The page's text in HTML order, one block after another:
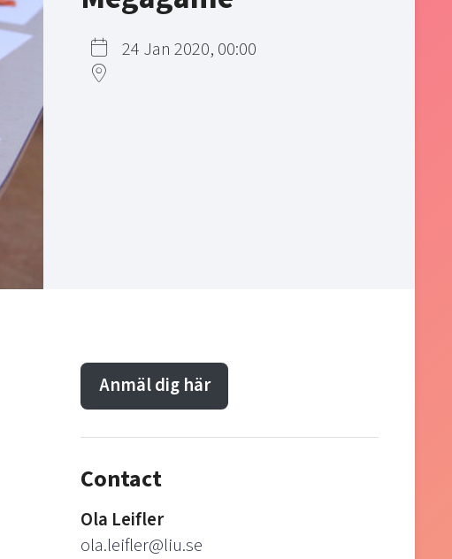
24 Jan 2020, 00:00
Anmäl dig här
Contact
Ola Leifler
ola.leifler@liu.se